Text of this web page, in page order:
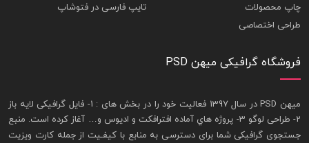
چاپ محصولات
طراحی اختصاصی
تایپ فارسی در فتوشاپ
فروشگاه گرافیکی میهن PSD
ميهن PSD در سال 1397 فعاليت خود را در بخش های : 1-
فايل گرافيکی لايه باز
2- طراحی لوگو 3- پروژه هاي آماده افترافکت و اديوس و… آغاز کرده است. منبع
جستجوی گرافيکی شما برای دسترسی به منابع با کيفـيت از جملهکارت ويزيت